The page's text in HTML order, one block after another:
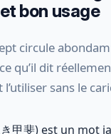
et bon usage
circule
qu’il dit
sans le
甲斐) est un mot